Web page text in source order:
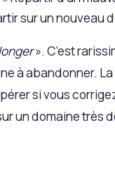
sur un nouveau
». C’est
à abandonner.
si vous
un domaine très